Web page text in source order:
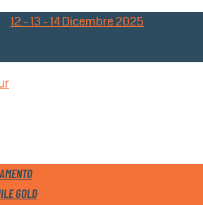
12 - 13 - 14 Dicembre 2025
GOLD